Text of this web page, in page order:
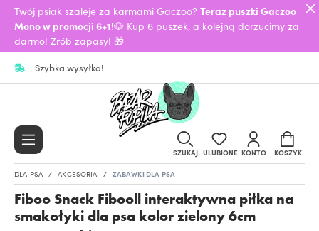
Twój psiak szaleje za karmami Gaczoo? Teraz puszki Gaczoo
Mono w promocji 6+1!🐶 Kup 6 puszek, a kolejną dorzucimy za
darmo! Zrób zapasy! 🎁
Szybka wysyłka!
SZUKAJ ULUBIONE KONTO KOSZYK
DLA PSA AKCESORIA ZABAWKI DLA PSA
Fiboo Snack Fibooll interaktywna piłka na
smakołyki dla psa kolor zielony 6cm